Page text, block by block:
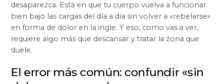
desaparezca. Está en que tu cuerpo vuelva a funcionar
bien bajo las cargas del día a día sin volver a «rebelarse»
en forma de dolor en la ingle. Y eso, como vas a ver,
requiere algo más que descansar y tratar la zona que
duele.
El error más común: confundir «sin